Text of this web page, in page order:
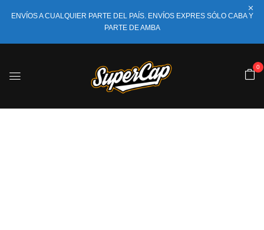
ENVÍOS A CUALQUIER PARTE DEL PAÍS. ENVÍOS EXPRES SÓLO CABA Y
PARTE DE AMBA
0